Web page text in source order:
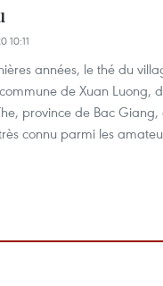
10:11
années, le thé du
de Xuan Luong,
province de Bac Giang,
connu parmi les